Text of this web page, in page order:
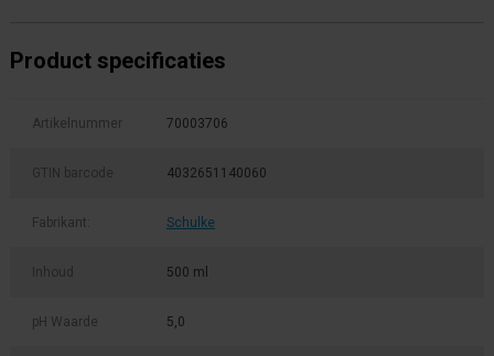
Product specificaties
Artikelnummer 70003706
GTIN barcode 4032651140060
Fabrikant: Schulke
Inhoud 500 ml
pH Waarde 5,0